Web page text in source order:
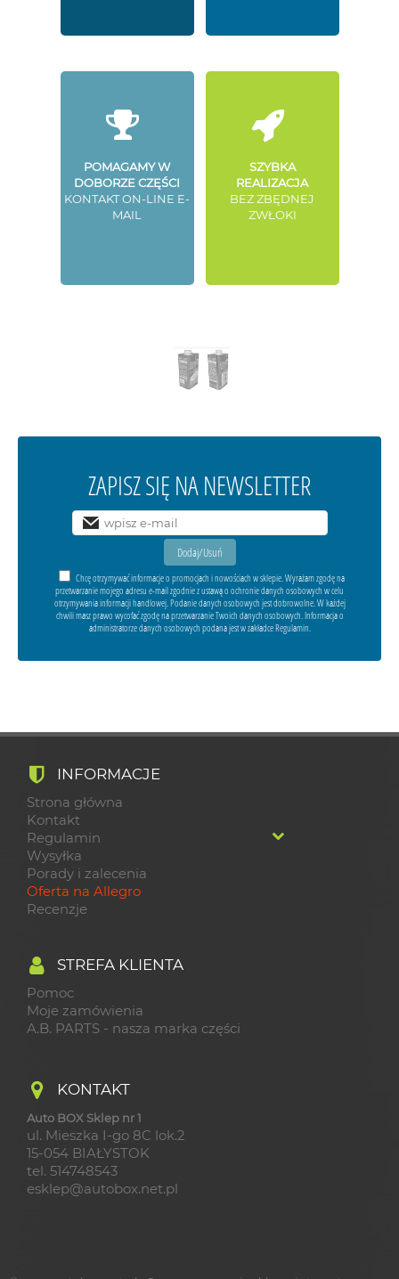
POMAGAMY W
DOBORZE CZĘŚCI
KONTAKT ON-LINE E-
MAIL
SZYBKA
REALIZACJA
BEZ ZBĘDNEJ
ZWŁOKI
ZAPISZ SIĘ NA NEWSLETTER
Chcę otrzymywać informacje o promocjach i nowościach w sklepie. Wyrażam zgodę na
przetwarzanie mojego adresu e-mail zgodnie z ustawą o ochronie danych osobowych w celu
otrzymywania informacji handlowej. Podanie danych osobowych jest dobrowolne. W każdej
chwili masz prawo wycofać zgodę na przetwarzanie Twoich danych osobowych. Informacja o
administratorze danych osobowych podana jest w zakładce Regulamin.
INFORMACJE
Strona główna
Kontakt
Regulamin
Wysyłka
Porady i zalecenia
Oferta na Allegro
Recenzje
STREFA KLIENTA
Pomoc
Moje zamówienia
A.B. PARTS - nasza marka części
KONTAKT
Auto BOX Sklep nr 1
ul. Mieszka I-go 8C lok.2
15-054 BIAŁYSTOK
tel. 514748543
esklep@autobox.net.pl